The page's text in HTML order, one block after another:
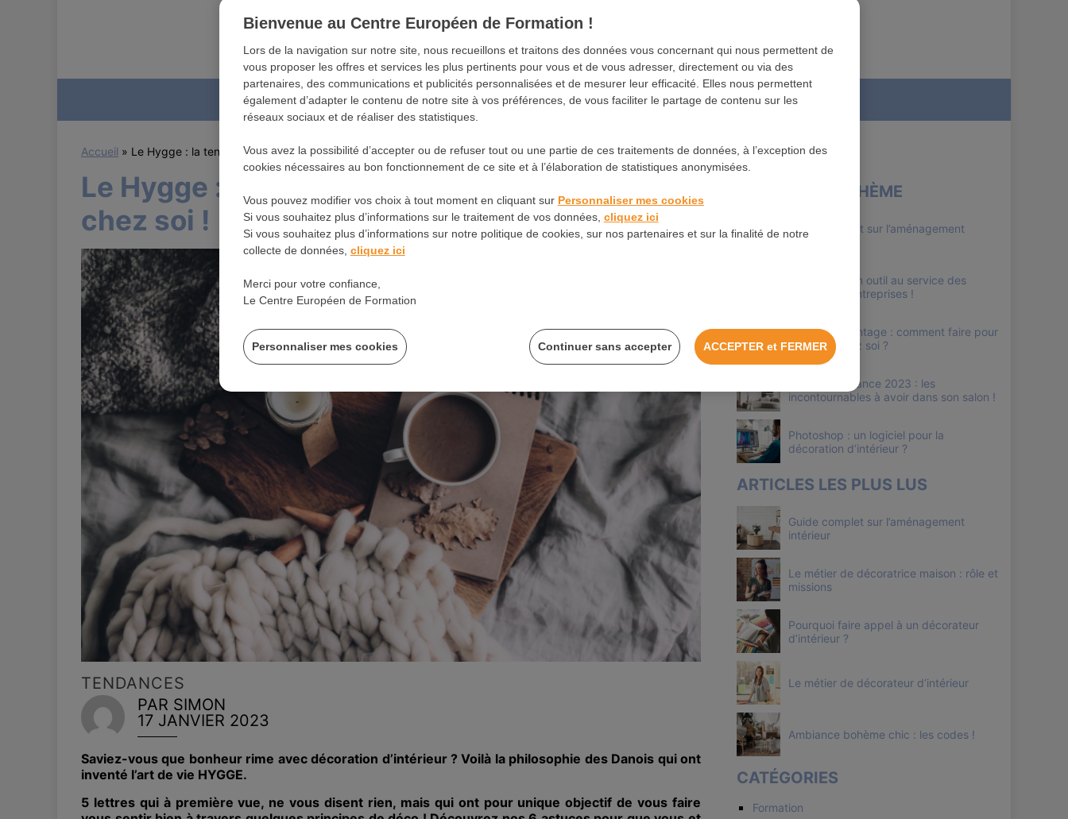
Formation Métiers Tendances Tutoriels Documentation
Accueil » Le Hygge : la tendance pour se sentir bien chez soi !
Le Hygge : la tendance pour se sentir bien
chez soi !
TENDANCES
PAR SIMON
17 JANVIER 2023
Saviez-vous que bonheur rime avec décoration d’intérieur ? Voilà la philosophie des Danois qui ont
inventé l’art de vie HYGGE.
5 lettres qui à première vue, ne vous disent rien, mais qui ont pour unique objectif de vous faire
SUR LE MÊME THÈME
Guide complet sur l’aménagement
intérieur
WordPress, un outil au service des
créateurs d’entreprises !
Décoration vintage : comment faire pour
l’adopter chez soi ?
Canapé tendance 2023 : les
incontournables à avoir dans son salon !
Photoshop : un logiciel pour la
décoration d’intérieur ?
ARTICLES LES PLUS LUS
Guide complet sur l’aménagement
intérieur
Le métier de décoratrice maison : rôle et
missions
Pourquoi faire appel à un décorateur
d’intérieur ?
Le métier de décorateur d’intérieur
Ambiance bohème chic : les codes !
CATÉGORIES
Formation
Bienvenue au Centre Européen de Formation !
Lors de la navigation sur notre site, nous recueillons et traitons des données vous concernant qui nous permettent de
vous proposer les offres et services les plus pertinents pour vous et de vous adresser, directement ou via des
partenaires, des communications et publicités personnalisées et de mesurer leur efficacité. Elles nous permettent
également d’adapter le contenu de notre site à vos préférences, de vous faciliter le partage de contenu sur les
réseaux sociaux et de réaliser des statistiques.
Vous avez la possibilité d’accepter ou de refuser tout ou une partie de ces traitements de données, à l’exception des
cookies nécessaires au bon fonctionnement de ce site et à l’élaboration de statistiques anonymisées.
Vous pouvez modifier vos choix à tout moment en cliquant sur Personnaliser mes cookies
Si vous souhaitez plus d’informations sur le traitement de vos données, cliquez ici
Si vous souhaitez plus d’informations sur notre politique de cookies, sur nos partenaires et sur la finalité de notre
collecte de données, cliquez ici
Merci pour votre confiance,
Le Centre Européen de Formation
Continuer sans accepter ACCEPTER et FERMER
Personnaliser mes cookies